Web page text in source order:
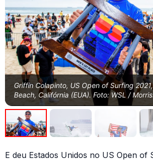
Griffin Colapinto, US Open of Surfing
Beach, Califórnia (EUA). Foto: WSL /
E deu Estados Unidos no US Open of